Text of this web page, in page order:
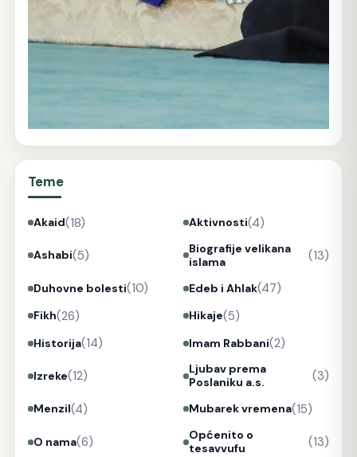
Teme
Akaid(18) Aktivnosti(4)
Ashabi(5)
Biografije velikana
islama
(13)
Duhovne bolesti(10) Edeb i Ahlak(47)
Fikh(26) Hikaje(5)
Historija(14) Imam Rabbani(2)
Izreke(12)
Ljubav prema
Poslaniku a.s.
(3)
Menzil(4) Mubarek vremena(15)
O nama(6)
Općenito o
tesavvufu
(13)